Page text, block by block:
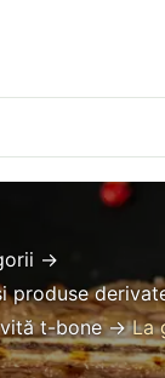
→
produse
t-bone→La